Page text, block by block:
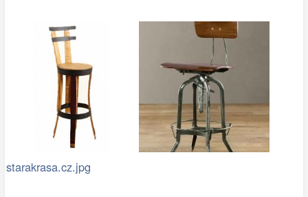
starakrasa.cz.jpg